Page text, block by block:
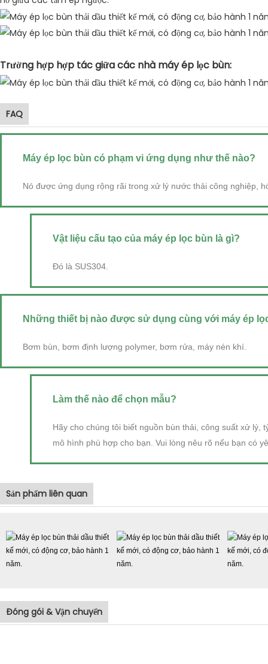
Trường hợp hợp tác giữa các nhà máy ép lọc bùn:
FAQ
Máy ép lọc bùn có phạm vi ứng dụng như thế nào?
Nó được ứng dụng rộng rãi trong xử lý nước thải công nghiệp,
Vật liệu cấu tạo của máy ép lọc bùn là gì?
Đó là SUS304.
Những thiết bị nào được sử dụng cùng với máy ép
Bơm bùn, bơm định lượng polymer, bơm rửa, máy nén khí.
Làm thế nào để chọn mẫu?
Hãy cho chúng tôi biết nguồn bùn thải, công suất xử lý,
mô hình phù hợp cho bạn. Vui lòng nêu rõ nếu bạn có
Sản phẩm liên quan
Đóng gói & Vận chuyển